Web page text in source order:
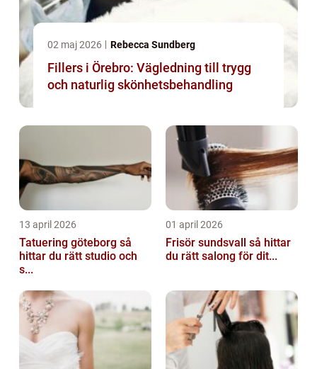
02 maj 2026 Rebecca Sundberg
Fillers i Örebro: Vägledning till trygg
och naturlig skönhetsbehandling
13 april 2026
Tatuering göteborg så
hittar du rätt studio och
s...
01 april 2026
Frisör sundsvall så hittar
du rätt salong för dit...